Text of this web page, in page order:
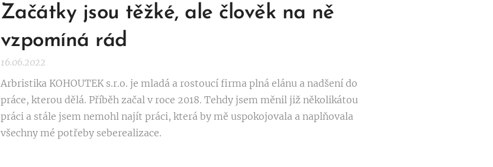
Začátky jsou těžké, ale člověk na ně
vzpomíná rád
16.06.2022
Arbristika KOHOUTEK s.r.o. je mladá a rostoucí firma plná elánu a nadšení do
práce, kterou dělá. Příběh začal v roce 2018. Tehdy jsem měnil již několikátou
práci a stále jsem nemohl najít práci, která by mě uspokojovala a naplňovala
všechny mé potřeby seberealizace.